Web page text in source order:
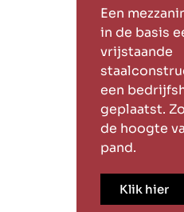
Een
in de basis
vrijstaande
een
geplaatst.
de hoogte
pand.
Klik hier